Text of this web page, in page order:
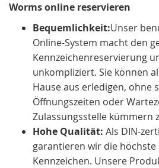
Worms online reservieren
Bequemlichkeit:Unser
Online-System macht den
Kennzeichenreservierung
unkompliziert. Sie können
Hause aus erledigen, ohne
Öffnungszeiten oder
Zulassungsstelle kümmern
Hohe Qualität: Als DIN-
garantieren wir die
Kennzeichen. Unsere